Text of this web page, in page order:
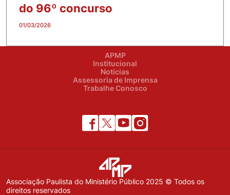
do 96º concurso
01/03/2026
APMP
Institucional
Notícias
Assessoria de Imprensa
Trabalhe Conosco
Associação Paulista do Ministério Público 2025 © Todos os
direitos reservados